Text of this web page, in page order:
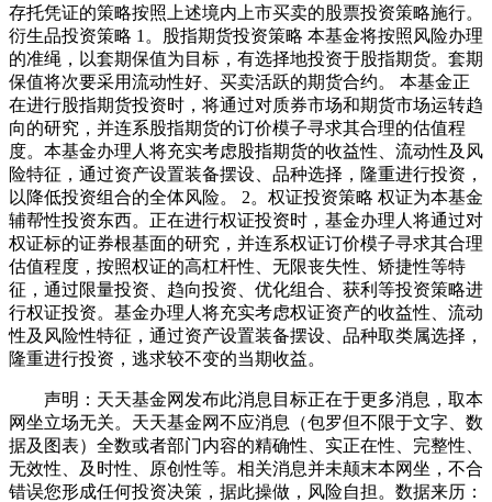
存托凭证的策略按照上述境内上市买卖的股票投资策略施行。
衍生品投资策略 1。股指期货投资策略 本基金将按照风险办理
的准绳，以套期保值为目标，有选择地投资于股指期货。套期
保值将次要采用流动性好、买卖活跃的期货合约。 本基金正
在进行股指期货投资时，将通过对质券市场和期货市场运转趋
向的研究，并连系股指期货的订价模子寻求其合理的估值程
度。本基金办理人将充实考虑股指期货的收益性、流动性及风
险特征，通过资产设置装备摆设、品种选择，隆重进行投资，
以降低投资组合的全体风险。 2。权证投资策略 权证为本基金
辅帮性投资东西。正在进行权证投资时，基金办理人将通过对
权证标的证券根基面的研究，并连系权证订价模子寻求其合理
估值程度，按照权证的高杠杆性、无限丧失性、矫捷性等特
征，通过限量投资、趋向投资、优化组合、获利等投资策略进
行权证投资。基金办理人将充实考虑权证资产的收益性、流动
性及风险性特征，通过资产设置装备摆设、品种取类属选择，
隆重进行投资，逃求较不变的当期收益。
声明：天天基金网发布此消息目标正在于更多消息，取本
网坐立场无关。天天基金网不应消息（包罗但不限于文字、数
据及图表）全数或者部门内容的精确性、实正在性、完整性、
无效性、及时性、原创性等。相关消息并未颠末本网坐，不合
错误您形成任何投资决策，据此操做，风险自担。数据来历：